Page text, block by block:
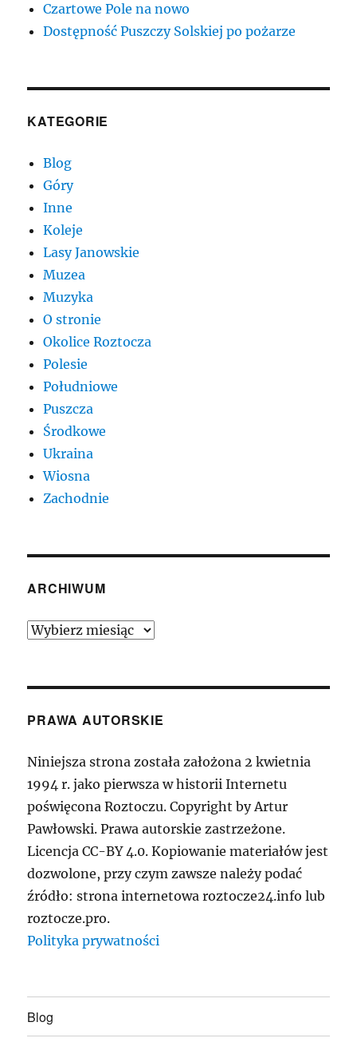
Czartowe Pole na nowo
Dostępność Puszczy Solskiej po pożarze
KATEGORIE
Blog
Góry
Inne
Koleje
Lasy Janowskie
Muzea
Muzyka
O stronie
Okolice Roztocza
Polesie
Południowe
Puszcza
Środkowe
Ukraina
Wiosna
Zachodnie
ARCHIWUM
Archiwum
PRAWA AUTORSKIE
Niniejsza strona została założona 2 kwietnia
1994 r. jako pierwsza w historii Internetu
poświęcona Roztoczu. Copyright by Artur
Pawłowski. Prawa autorskie zastrzeżone.
Licencja CC-BY 4.0. Kopiowanie materiałów jest
dozwolone, przy czym zawsze należy podać
źródło: strona internetowa roztocze24.info lub
roztocze.pro.
Polityka prywatności
Blog